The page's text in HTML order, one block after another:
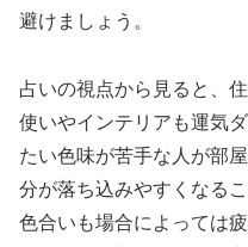
避けましょう。
占いの視点から見ると、
使いやインテリアも運気
たい色味が苦手な人が部
分が落ち込みやすくなる
色合いも場合によっては